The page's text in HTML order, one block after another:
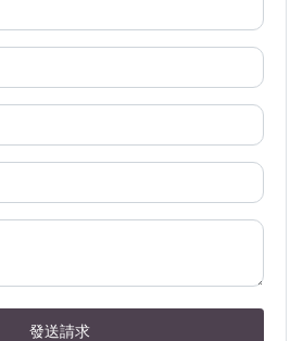
發送請求